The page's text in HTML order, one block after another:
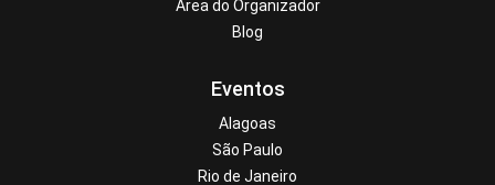
Área do Organizador
Blog
Eventos
Alagoas
São Paulo
Rio de Janeiro